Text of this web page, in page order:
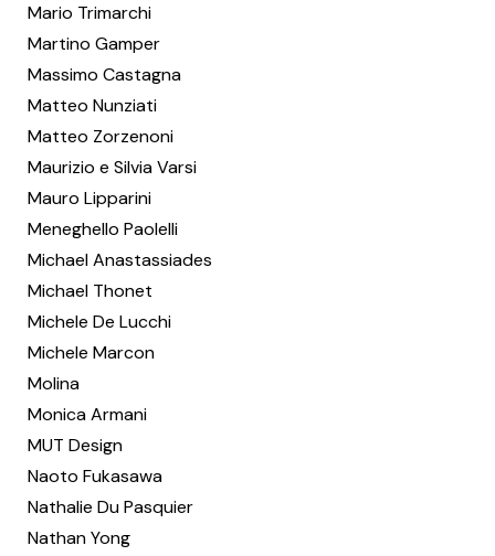
Mario Trimarchi
Martino Gamper
Massimo Castagna
Matteo Nunziati
Matteo Zorzenoni
Maurizio e Silvia Varsi
Mauro Lipparini
Meneghello Paolelli
Michael Anastassiades
Michael Thonet
Michele De Lucchi
Michele Marcon
Molina
Monica Armani
MUT Design
Naoto Fukasawa
Nathalie Du Pasquier
Nathan Yong